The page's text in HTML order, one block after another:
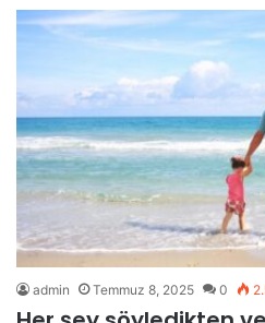
admin Temmuz 8, 2025 0